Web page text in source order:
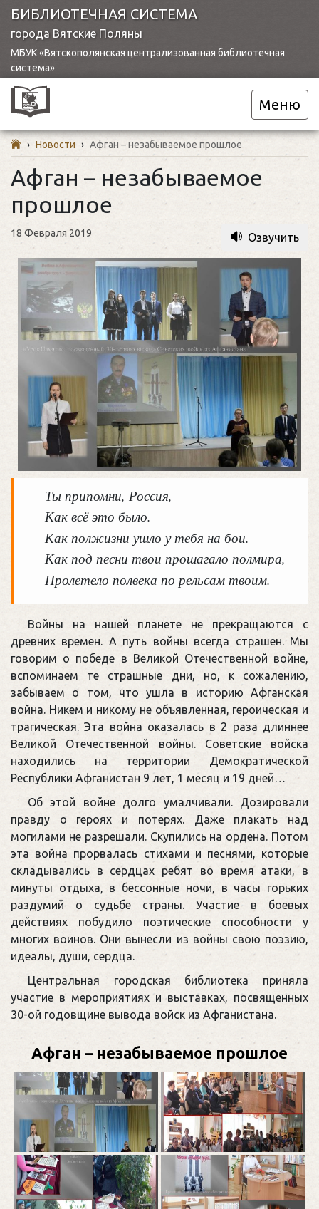
БИБЛИОТЕЧНАЯ СИСТЕМА
города Вятские Поляны
МБУК «Вятскополянская централизованная библиотечная
система»
Меню
› Новости › Афган – незабываемое прошлое
Афган – незабываемое
прошлое
18 Февраля 2019 Озвучить
Ты припомни, Россия,
Как всё это было.
Как полжизни ушло у тебя на бои.
Как под песни твои прошагало полмира,
Пролетело полвека по рельсам твоим.
Войны на нашей планете не прекращаются с
древних времен. А путь войны всегда страшен. Мы
говорим о победе в Великой Отечественной войне,
вспоминаем те страшные дни, но, к сожалению,
забываем о том, что ушла в историю Афганская
война. Никем и никому не объявленная, героическая и
трагическая. Эта война оказалась в 2 раза длиннее
Великой Отечественной войны. Советские войска
находились на территории Демократической
Республики Афганистан 9 лет, 1 месяц и 19 дней…
Об этой войне долго умалчивали. Дозировали
правду о героях и потерях. Даже плакать над
могилами не разрешали. Скупились на ордена. Потом
эта война прорвалась стихами и песнями, которые
складывались в сердцах ребят во время атаки, в
минуты отдыха, в бессонные ночи, в часы горьких
раздумий о судьбе страны. Участие в боевых
действиях побудило поэтические способности у
многих воинов. Они вынесли из войны свою поэзию,
идеалы, души, сердца.
Центральная городская библиотека приняла
участие в мероприятиях и выставках, посвященных
30-ой годовщине вывода войск из Афганистана.
Афган – незабываемое прошлое